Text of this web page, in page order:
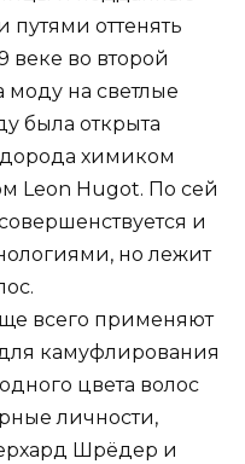
оттенять
веке во второй
моду на светлые
была открыта
химиком
Leon Hugot. По сей
и
но лежит
всего применяют
камуфлирования
цвета волос
личности,
Шрёдер и